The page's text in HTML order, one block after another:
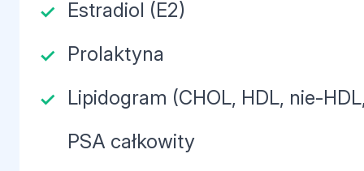
Estradiol (E2)
Prolaktyna
Lipidogram (CHOL, HDL, nie-
PSA całkowity